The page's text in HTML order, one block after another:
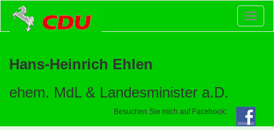
Hans-Heinrich Ehlen
ehem. MdL & Landesminister a.D.
Besuchen Sie mich auf Facebook: